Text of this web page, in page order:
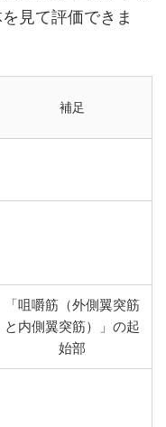
見て評価できま
補足
「咀嚼筋（外側翼突筋
と内側翼突筋）」の起
始部